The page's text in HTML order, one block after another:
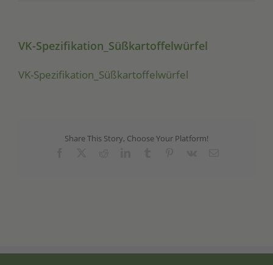
VK-Spezifikation_Süßkartoffelwürfel
VK-Spe­zi­fi­ka­ti­on_­Süß­kar­tof­fel­wür­fel
Share This Story, Choose Your Platform!